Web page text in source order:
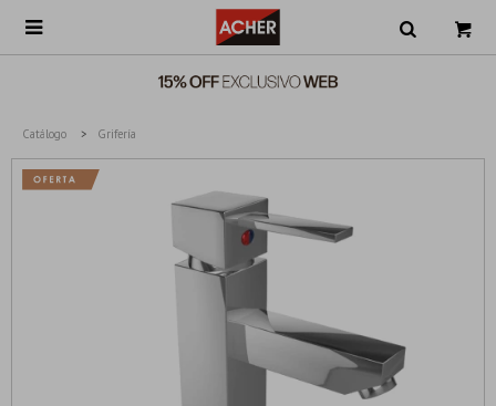

Catálogo Grifería